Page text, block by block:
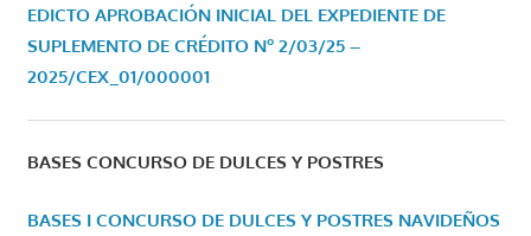
EDICTO APROBACIÓN INICIAL DEL EXPEDIENTE DE
SUPLEMENTO DE CRÉDITO Nº 2/03/25 –
2025/CEX_01/000001
BASES CONCURSO DE DULCES Y POSTRES
BASES I CONCURSO DE DULCES Y POSTRES NAVIDEÑOS